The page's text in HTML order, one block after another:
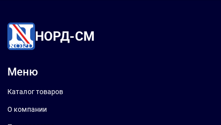
НОРД-СМ
Меню
Каталог товаров
О компании